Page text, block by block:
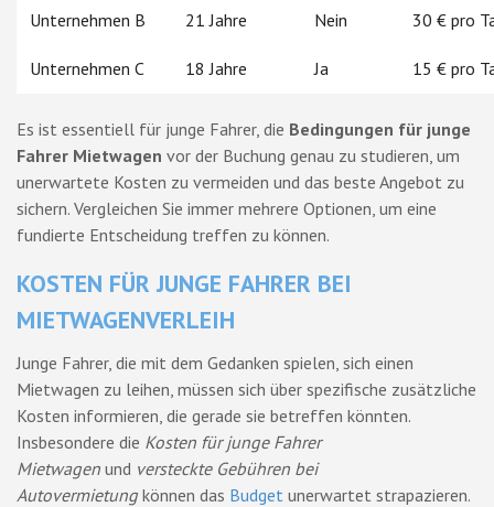
Unternehmen B 21 Jahre Nein 30 € pro
Unternehmen C 18 Jahre Ja 15 € pro
Es ist essentiell für junge Fahrer, die Bedingungen für junge
Fahrer Mietwagen vor der Buchung genau zu studieren, um
unerwartete Kosten zu vermeiden und das beste Angebot zu
sichern. Vergleichen Sie immer mehrere Optionen, um eine
fundierte Entscheidung treffen zu können.
KOSTEN FÜR JUNGE FAHRER BEI
MIETWAGENVERLEIH
Junge Fahrer, die mit dem Gedanken spielen, sich einen
Mietwagen zu leihen, müssen sich über spezifische zusätzliche
Kosten informieren, die gerade sie betreffen könnten.
Insbesondere die Kosten für junge Fahrer
Mietwagen und versteckte Gebühren bei
Autovermietung können das Budget unerwartet strapazieren.